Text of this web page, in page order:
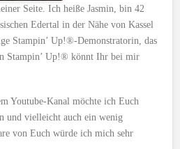
Seite. Ich heiße Jasmin, bin 42
Edertal in der Nähe von Kassel
Stampin’ Up!®-Demonstratorin, das
Stampin’ Up!® könnt Ihr bei mir
Youtube-Kanal möchte ich Euch
und vielleicht auch ein wenig
von Euch würde ich mich sehr